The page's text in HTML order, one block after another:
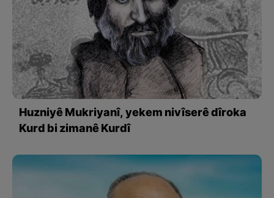
Huzniyê Mukriyanî, yekem nivîserê dîroka
Kurd bi zimanê Kurdî